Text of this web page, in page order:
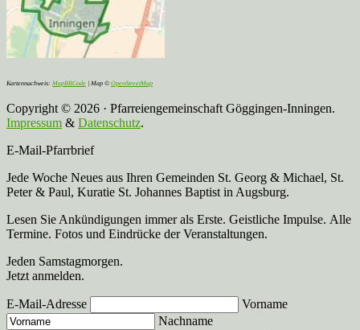
Kartennachweis: MapBBCode | Map © OpenStreetMap
Copyright © 2026 · Pfarreiengemeinschaft Göggingen-Inningen.
Impressum & Datenschutz.
E-Mail-Pfarrbrief
Jede Woche Neues aus Ihren Gemeinden St. Georg & Michael, St.
Peter & Paul, Kuratie St. Johannes Baptist in Augsburg.
Lesen Sie Ankündigungen immer als Erste. Geistliche Impulse. Alle
Termine. Fotos und Eindrücke der Veranstaltungen.
Jeden Samstagmorgen.
Jetzt anmelden.
E-Mail-Adresse
Vorname
Nachname